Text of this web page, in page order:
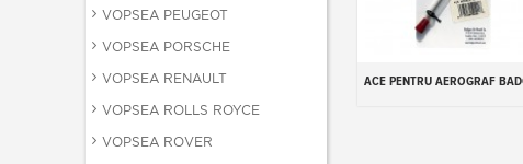
VOPSEA PEUGEOT
VOPSEA PORSCHE
VOPSEA RENAULT
VOPSEA ROLLS ROYCE
VOPSEA ROVER
Add to cart
ACE PENTRU AEROGRAF